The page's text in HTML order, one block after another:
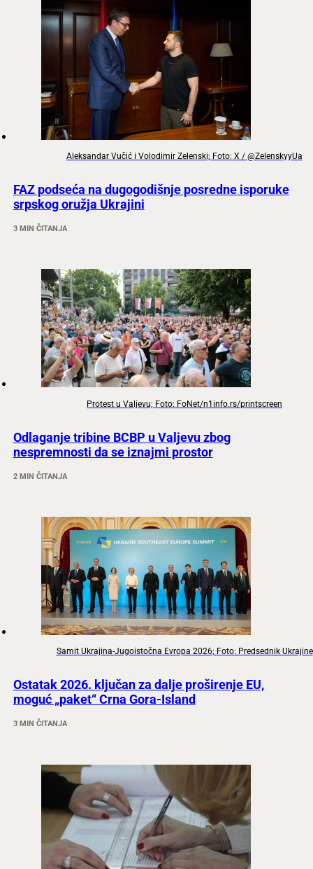
Aleksandar Vučić i Volodimir Zelenski; Foto: X / @ZelenskyyUa
FAZ podseća na dugogodišnje posredne isporuke
srpskog oružja Ukrajini
3 MIN ČITANJA
Protest u Valjevu; Foto: FoNet/n1info.rs/printscreen
Odlaganje tribine BCBP u Valjevu zbog
nespremnosti da se iznajmi prostor
2 MIN ČITANJA
Samit Ukrajina-Jugoistočna Evropa 2026; Foto: Predsednik Ukrajine
Ostatak 2026. ključan za dalje proširenje EU,
moguć „paket“ Crna Gora-Island
3 MIN ČITANJA